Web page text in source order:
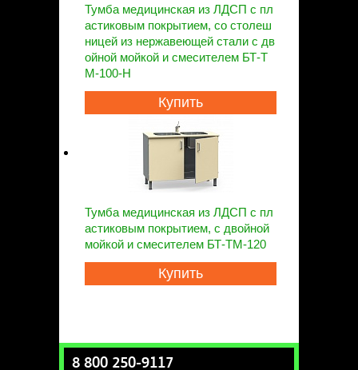
Тумба медицинская из ЛДСП с пл
астиковым покрытием, со столеш
ницей из нержавеющей стали с дв
ойной мойкой и смесителем БТ-Т
М-100-Н
Купить
Тумба медицинская из ЛДСП с пл
астиковым покрытием, с двойной
мойкой и смесителем БТ-ТМ-120
Купить
8 800 250-9117